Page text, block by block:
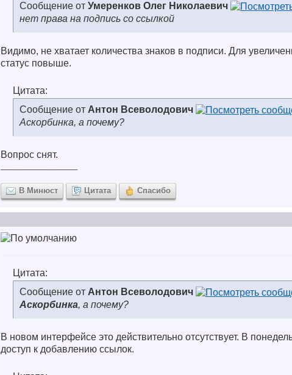
Сообщение от Умеренков Олег Николаевич
нет права на подпись со ссылкой
Видимо, не хватает количества знаков в подписи. Для
статус повыше.
Цитата:
Сообщение от Антон Всеволодович
Аскорбинка, а почему?
Вопрос снят.
В Минюст Цитата Спасибо
Цитата:
Сообщение от Антон Всеволодович
Аскорбинка, а почему?
В новом интерфейсе это действительно отсутствует. В
доступ к добавлению ссылок.